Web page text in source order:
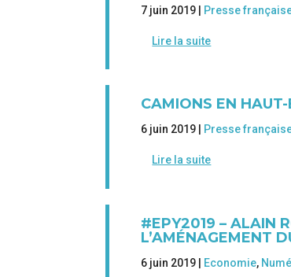
7 juin 2019 | Presse
Lire la suite
CAMIONS EN HAUT-
6 juin 2019 | Presse
Lire la suite
#EPY2019 – ALAIN
L’AMÉNAGEMENT
6 juin 2019 | Economie,